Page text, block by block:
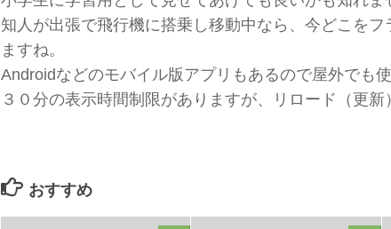
知人が出張で飛行機に搭乗し移動中なら、今どこをフ
ますね。
Androidなどのモバイル版アプリもあるので屋外でも使
３０分の表示時間制限がありますが、リロード（更新
おすすめ